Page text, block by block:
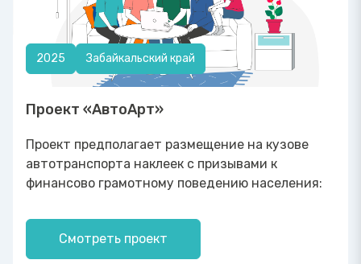
2025 Забайкальский край
Проект «АвтоАрт»
Проект предполагает размещение на кузове
автотранспорта наклеек с призывами к
финансово грамотному поведению населения:
Смотреть проект